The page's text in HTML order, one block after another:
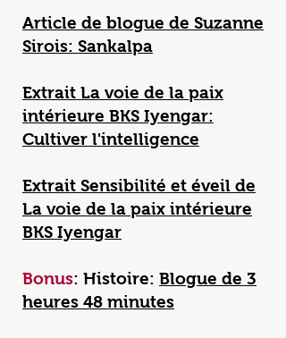
Article de blogue de Suzanne
Sirois: Sankalpa
Extrait La voie de la paix
intérieure BKS Iyengar:
Cultiver l'intelligence
Extrait Sensibilité et éveil de
La voie de la paix intérieure
BKS Iyengar
Bonus: Histoire: Blogue de 3
heures 48 minutes